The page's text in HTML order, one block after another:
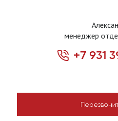
менеджер
+7 931